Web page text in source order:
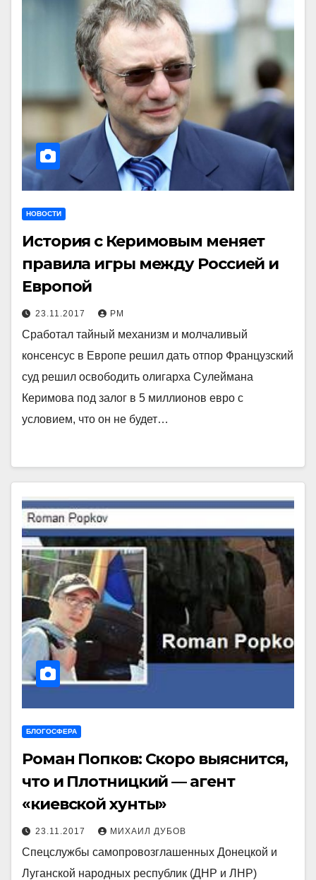
НОВОСТИ
История с Керимовым меняет
правила игры между Россией и
Европой
23.11.2017 РМ
Сработал тайный механизм и молчаливый
консенсус в Европе решил дать отпор Французский
суд решил освободить олигарха Сулеймана
Керимова под залог в 5 миллионов евро с
условием, что он не будет…
БЛОГОСФЕРА
Роман Попков: Скоро выяснится,
что и Плотницкий — агент
«киевской хунты»
23.11.2017 МИХАИЛ ДУБОВ
Спецслужбы самопровозглашенных Донецкой и
Луганской народных республик (ДНР и ЛНР)